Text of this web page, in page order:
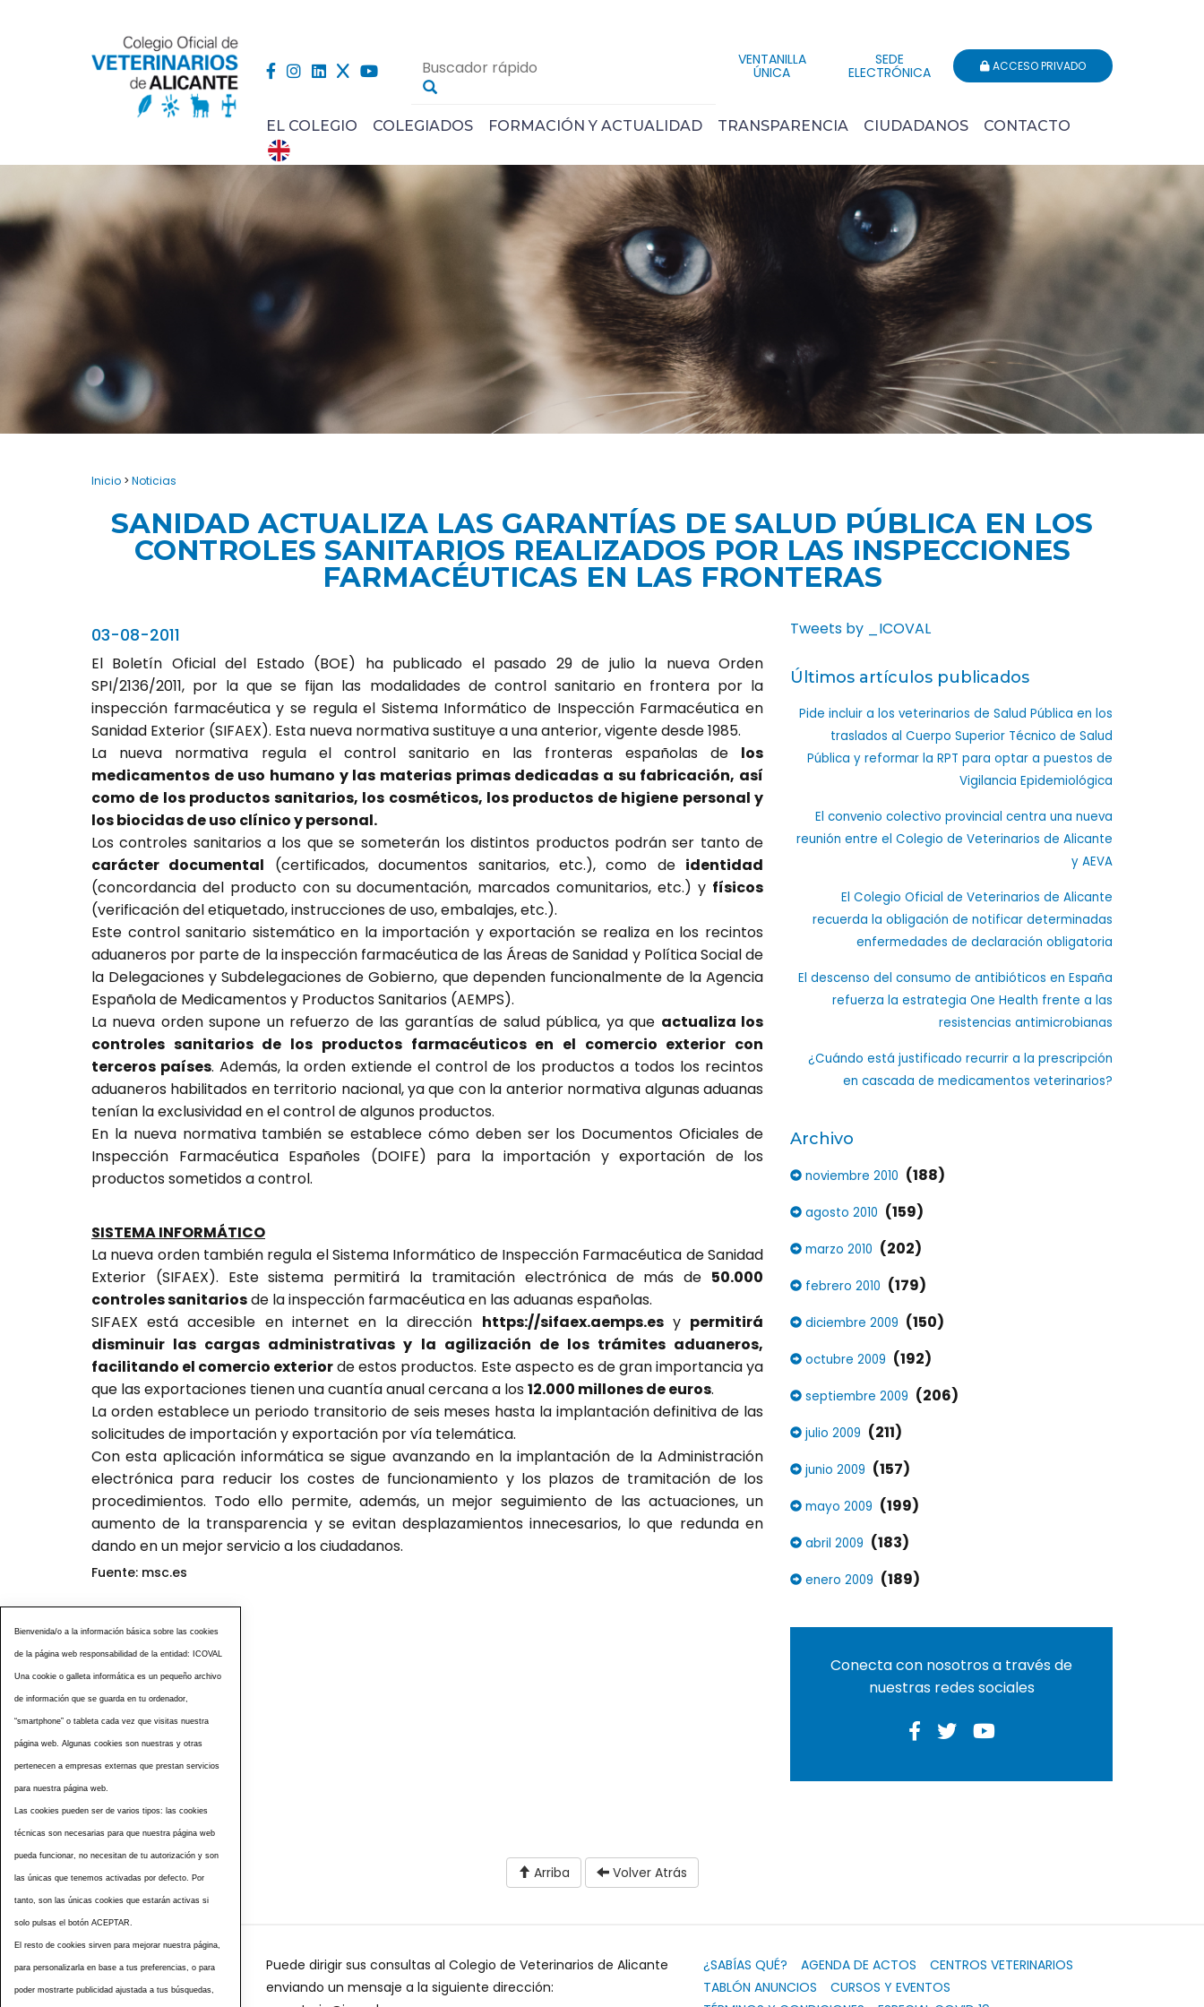
VENTANILLA
ÚNICA
SEDE
ELECTRÓNICA ACCESO PRIVADO
EL COLEGIO COLEGIADOS FORMACIÓN Y ACTUALIDAD TRANSPARENCIA CIUDADANOS CONTACTO
Inicio > Noticias
SANIDAD ACTUALIZA LAS GARANTÍAS DE SALUD PÚBLICA EN LOS
CONTROLES SANITARIOS REALIZADOS POR LAS INSPECCIONES
FARMACÉUTICAS EN LAS FRONTERAS
03-08-2011
El Boletín Oficial del Estado (BOE) ha publicado el pasado 29 de julio la nueva Orden
SPI/2136/2011, por la que se fijan las modalidades de control sanitario en frontera por la
inspección farmacéutica y se regula el Sistema Informático de Inspección Farmacéutica en
Sanidad Exterior (SIFAEX). Esta nueva normativa sustituye a una anterior, vigente desde 1985.
La nueva normativa regula el control sanitario en las fronteras españolas de los
medicamentos de uso humano y las materias primas dedicadas a su fabricación, así
como de los productos sanitarios, los cosméticos, los productos de higiene personal y
los biocidas de uso clínico y personal.
Los controles sanitarios a los que se someterán los distintos productos podrán ser tanto de
carácter documental (certificados, documentos sanitarios, etc.), como de identidad
(concordancia del producto con su documentación, marcados comunitarios, etc.) y físicos
(verificación del etiquetado, instrucciones de uso, embalajes, etc.).
Este control sanitario sistemático en la importación y exportación se realiza en los recintos
aduaneros por parte de la inspección farmacéutica de las Áreas de Sanidad y Política Social de
la Delegaciones y Subdelegaciones de Gobierno, que dependen funcionalmente de la Agencia
Española de Medicamentos y Productos Sanitarios (AEMPS).
La nueva orden supone un refuerzo de las garantías de salud pública, ya que actualiza los
controles sanitarios de los productos farmacéuticos en el comercio exterior con
terceros países. Además, la orden extiende el control de los productos a todos los recintos
aduaneros habilitados en territorio nacional, ya que con la anterior normativa algunas aduanas
tenían la exclusividad en el control de algunos productos.
En la nueva normativa también se establece cómo deben ser los Documentos Oficiales de
Inspección Farmacéutica Españoles (DOIFE) para la importación y exportación de los
productos sometidos a control.
SISTEMA INFORMÁTICO
La nueva orden también regula el Sistema Informático de Inspección Farmacéutica de Sanidad
Exterior (SIFAEX). Este sistema permitirá la tramitación electrónica de más de 50.000
controles sanitariosde la inspección farmacéutica en las aduanas españolas.
SIFAEX está accesible en internet en la dirección https://sifaex.aemps.esy permitirá
disminuir las cargas administrativas y la agilización de los trámites aduaneros,
facilitando el comercio exteriorde estos productos. Este aspecto es de gran importancia ya
que las exportaciones tienen una cuantía anual cercana a los12.000 millones de euros.
La orden establece un periodo transitorio de seis meses hasta la implantación definitiva de las
solicitudes de importación y exportación por vía telemática.
Con esta aplicación informática se sigue avanzando en la implantación de la Administración
electrónica para reducir los costes de funcionamiento y los plazos de tramitación de los
procedimientos. Todo ello permite, además, un mejor seguimiento de las actuaciones, un
aumento de la transparencia y se evitan desplazamientos innecesarios, lo que redunda en
dando en un mejor servicio a los ciudadanos.
Fuente: msc.es
Tweets by _ICOVAL
Últimos artículos publicados
Pide incluir a los veterinarios de Salud Pública en los
traslados al Cuerpo Superior Técnico de Salud
Pública y reformar la RPT para optar a puestos de
Vigilancia Epidemiológica
El convenio colectivo provincial centra una nueva
reunión entre el Colegio de Veterinarios de Alicante
y AEVA
El Colegio Oficial de Veterinarios de Alicante
recuerda la obligación de notificar determinadas
enfermedades de declaración obligatoria
El descenso del consumo de antibióticos en España
refuerza la estrategia One Health frente a las
resistencias antimicrobianas
¿Cuándo está justificado recurrir a la prescripción
en cascada de medicamentos veterinarios?
Archivo
noviembre 2010 (188)
agosto 2010 (159)
marzo 2010 (202)
febrero 2010 (179)
diciembre 2009 (150)
octubre 2009 (192)
septiembre 2009 (206)
julio 2009 (211)
junio 2009 (157)
mayo 2009 (199)
abril 2009 (183)
enero 2009 (189)
Conecta con nosotros a través de
nuestras redes sociales
Etiquetas
Arriba Volver Atrás
Puede dirigir sus consultas al Colegio de Veterinarios de Alicante
enviando un mensaje a la siguiente dirección:
¿SABÍAS QUÉ? AGENDA DE ACTOS
CENTROS VETERINARIOS
TABLÓN ANUNCIOS
CURSOS Y EVENTOS
Bienvenida/o a la información básica sobre las cookies
de la página web responsabilidad de la entidad: ICOVAL
Una cookie o galleta informática es un pequeño archivo
de información que se guarda en tu ordenador,
“smartphone” o tableta cada vez que visitas nuestra
página web. Algunas cookies son nuestras y otras
pertenecen a empresas externas que prestan servicios
para nuestra página web.
Las cookies pueden ser de varios tipos: las cookies
técnicas son necesarias para que nuestra página web
pueda funcionar, no necesitan de tu autorización y son
las únicas que tenemos activadas por defecto. Por
tanto, son las únicas cookies que estarán activas si
solo pulsas el botón ACEPTAR.
El resto de cookies sirven para mejorar nuestra página,
para personalizarla en base a tus preferencias, o para
poder mostrarte publicidad ajustada a tus búsquedas,